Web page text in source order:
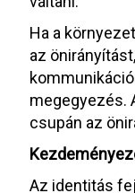
Ha a
az
megegyezés.
csupán az
Az identitás